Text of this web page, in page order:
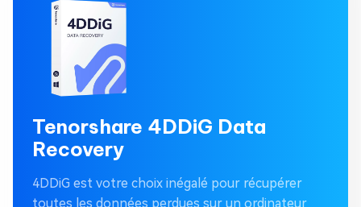
Tenorshare 4DDiG Data
Recovery
4DDiG est votre choix inégalé pour récupérer
toutes les données perdues sur un ordinateur